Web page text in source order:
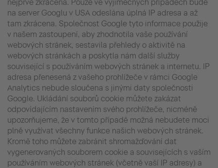
nejprve zkrácena. Pouze ve výjimečných případech bude
na server Googlu v USA odeslána úplná IP adresa a až
tam zkrácena. Společnost Google tyto informace použije
v našem zastoupení, aby zhodnotila vaše používání
webových stránek, sestavila přehledy o aktivitě na
webových stránkách a poskytla nám další služby
související s používáním webových stránek a internetu. IP
adresa přenesená z vašeho prohlížeče v rámci Google
Analytics nebude sloučena s jinými daty společnosti
Google. Ukládání souborů cookie můžete zakázat
odpovídajícím nastavením svého prohlížeče, nicméně
upozorňujeme, že v tomto případě možná nebudete moci
plně využívat všechny funkce našich webových stránek.
Kromě toho můžete zabránit shromažďování dat
vygenerovaných souborem cookie a souvisejících s vaším
používáním webových stránek (včetně vaší IP adresy) a